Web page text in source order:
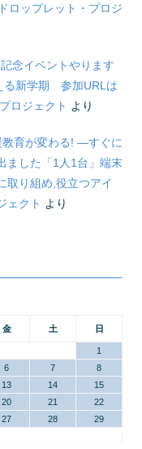
ロップレット・プロジ
念イベントやります
る新学期 参加URLは
ロジェクト より
育が変わる! ―すぐに
ました「1人1台」端末
取り組め,役立つアイ
ェクト より
金 土 日
1
6 7
8
13 14
15
20 21
22
27 28
29